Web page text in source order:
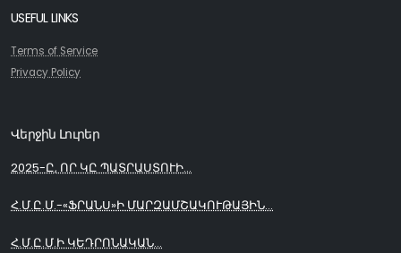
USEFUL LINKS
Terms of Service
Privacy Policy
Վերջին Լուրեր
2025-Ը, ՈՐ ԿԸ ՊԱՏՐԱՍՏՈՒԻ...
Հ.Մ.Ը.Մ.-«ՖՐԱՆՍ»Ի ՄԱՐԶԱՄՇԱԿՈՒԹԱՅԻՆ...
Հ.Մ.Ը.Մ.Ի ԿԵԴՐՈՆԱԿԱՆ...